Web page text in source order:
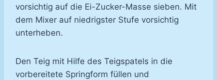
vorsichtig auf die Ei-Zucker-Masse sieben. Mit
dem Mixer auf niedrigster Stufe vorsichtig
unterheben.
Den Teig mit Hilfe des Teigspatels in die
vorbereitete Springform füllen und